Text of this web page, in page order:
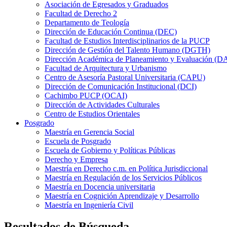
Asociación de Egresados y Graduados
Facultad de Derecho 2
Departamento de Teología
Dirección de Educación Continua (DEC)
Facultad de Estudios Interdisciplinarios de la PUCP
Dirección de Gestión del Talento Humano (DGTH)
Dirección Académica de Planeamiento y Evaluación
Facultad de Arquitectura y Urbanismo
Centro de Asesoría Pastoral Universitaria (CAPU)
Dirección de Comunicación Institucional (DCI)
Cachimbo PUCP (OCAI)
Dirección de Actividades Culturales
Centro de Estudios Orientales
Posgrado
Maestría en Gerencia Social
Escuela de Posgrado
Escuela de Gobierno y Políticas Públicas
Derecho y Empresa
Maestría en Derecho c.m. en Política Jurisdiccional
Maestría en Regulación de los Servicios Públicos
Maestría en Docencia universitaria
Maestría en Cognición Aprendizaje y Desarrollo
Maestría en Ingeniería Civil